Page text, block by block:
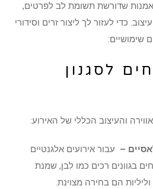
אמנות שדורשת תשומת לב לפרטים,
כדי לעזור לך ליצור זרים וסידורי
לסגנון
והעיצוב הכללי של האירוע:
– עבור אירועים אלגנטיים
בגוונים רכים כמו לבן, שמנת
הם בחירה מצוינת.